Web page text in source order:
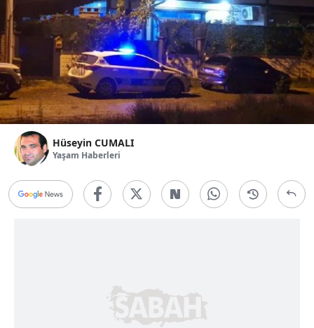
Hüseyin CUMALI
Yaşam Haberleri